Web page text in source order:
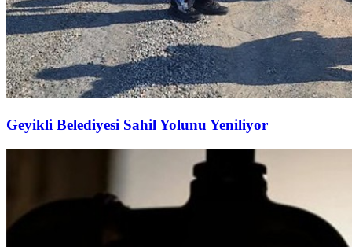
Geyikli Belediyesi Sahil Yolunu Yeniliyor